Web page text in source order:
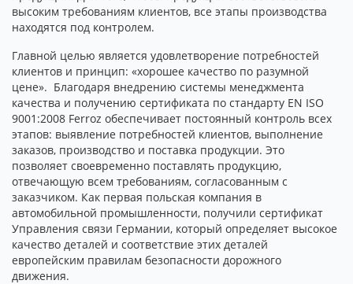
высоким требованиям клиентов, все этапы производства
находятся под контролем.
Главной целью является удовлетворение потребностей
клиентов и принцип: «хорошее качество по разумной
цене». Благодаря внедрению системы менеджмента
качества и получению сертификата по стандарту EN ISO
9001:2008 Ferroz обеспечивает постоянный контроль всех
этапов: выявление потребностей клиентов, выполнение
заказов, производство и поставка продукции. Это
позволяет своевременно поставлять продукцию,
отвечающую всем требованиям, согласованным с
заказчиком. Как первая польская компания в
автомобильной промышленности, получили сертификат
Управления связи Германии, который определяет высокое
качество деталей и соответствие этих деталей
европейским правилам безопасности дорожного
движения.